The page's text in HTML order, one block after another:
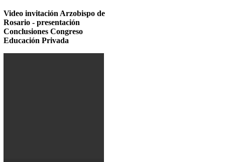
Video invitación Arzobispo de
Rosario - presentación
Conclusiones Congreso
Educación Privada